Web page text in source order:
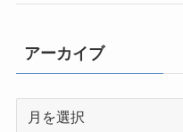
アーカイブ